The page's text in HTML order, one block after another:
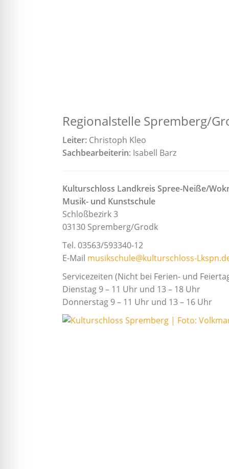
Regionalstelle Spremberg/
Leiter: Christoph Kleo
Sachbearbeiterin: Isabell Barz
Kulturschloss Landkreis Spree-Neiße/
Musik- und Kunstschule
Schloßbezirk 3
03130 Spremberg/Grodk
Tel. 03563/593340-12
E-Mail musikschule@kulturschloss-
Servicezeiten (Nicht bei Ferien- und
Dienstag 9 – 11 Uhr und 13 – 18 Uhr
Donnerstag 9 – 11 Uhr und 13 – 16 Uhr